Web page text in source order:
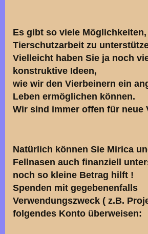
Es gibt so viele
Tierschutzarbeit zu
Vielleicht haben Sie ja noch
konstruktive Ideen,
wie wir den Vierbeinern ein
Leben ermöglichen können.
Wir sind immer offen für neue
Natürlich können Sie Mirica
Fellnasen auch finanziell
noch so kleine Betrag hilft !
Spenden mit gegebenenfalls
Verwendungszweck ( z.B.
folgendes Konto überweisen: